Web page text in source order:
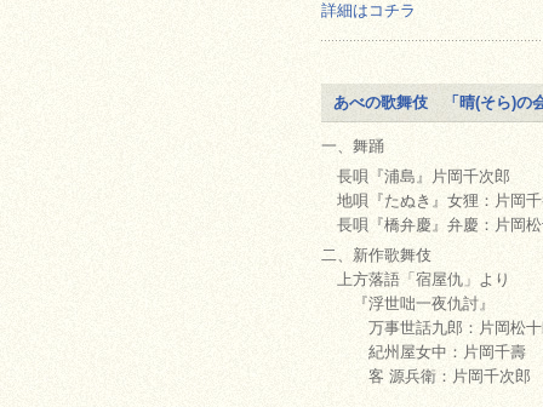
詳細はコチラ
あべの歌舞伎 「晴(そら)の
一、舞踊
長唄『浦島』片岡千次郎
地唄『たぬき』女狸：片岡
長唄『橋弁慶』弁慶：片岡
二、新作歌舞伎
上方落語「宿屋仇」より
『浮世咄一夜仇討』
万事世話九郎：片岡松十
紀州屋女中：片岡千壽
客 源兵衛：片岡千次郎